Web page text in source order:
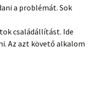
a problémát. Sok
családállítást. Ide
Az azt követő alkalom